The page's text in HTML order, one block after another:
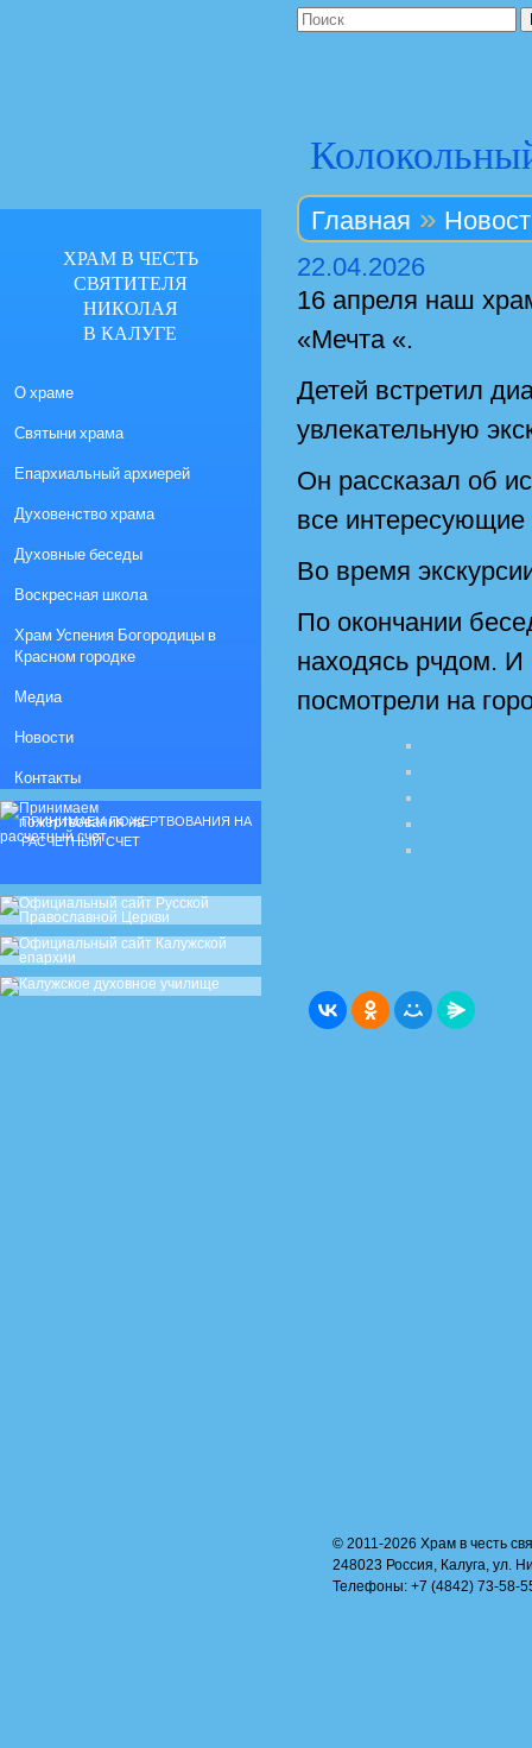
Главная »
22.04.2026
16 апреля наш
«Мечта «.
Детей встретил
увлекательную
Он рассказал об
все
Во время
По окончании
находясь рчдом. И
посмотрели на
ХРАМ В ЧЕСТЬ
СВЯТИТЕЛЯ
НИКОЛАЯ
В КАЛУГЕ
О храме
Святыни храма
Епархиальный архиерей
Духовенство храма
Духовные беседы
Воскресная школа
Храм Успения Богородицы в
Красном городке
Медиа
Новости
Контакты
ПРИНИМАЕМ ПОЖЕРТВОВАНИЯ НА
РАСЧЕТНЫЙ СЧЕТ
© 2011-2026 Храм в честь
248023 Россия, Калуга, ул.
Телефоны: +7 (4842) 73-58-